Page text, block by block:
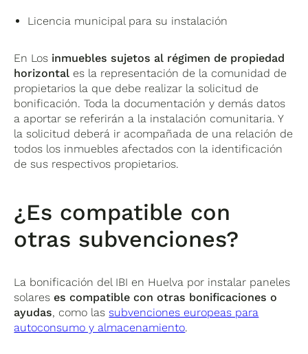
Licencia municipal para su instalación
En Los inmuebles sujetos al régimen de propiedad
horizontal es la representación de la comunidad de
propietarios la que debe realizar la solicitud de
bonificación. Toda la documentación y demás datos
a aportar se referirán a la instalación comunitaria. Y
la solicitud deberá ir acompañada de una relación de
todos los inmuebles afectados con la identificación
de sus respectivos propietarios.
¿Es compatible con
otras subvenciones?
La bonificación del IBI en Huelva por instalar paneles
solareses compatible con otras bonificaciones o
ayudas, como lassubvenciones europeas para
autoconsumo y almacenamiento.